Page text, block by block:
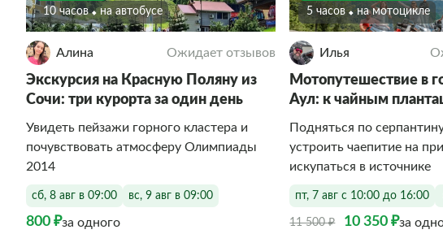
10 часов На автобусе
Алина Ожидает отзывов
Экскурсия на Красную Поляну из
Сочи: три курорта за один день
Увидеть пейзажи горного кластера и
почувствовать атмосферу Олимпиады
2014
сб, 8 авг в 09:00 вс, 9 авг в 09:00
800 ₽за одного
5 часов На мотоцикле
Илья
Мотопутешествие в
Аул: к чайным
Подняться по
устроить чаепитие на
искупаться в источнике
пт, 7 авг с 10:00 до 16:00
11 500 ₽ 10 350 ₽за